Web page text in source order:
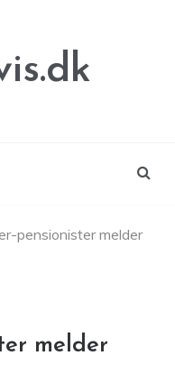
pensionister melder
melder